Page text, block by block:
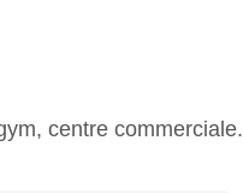
centre commerciale.